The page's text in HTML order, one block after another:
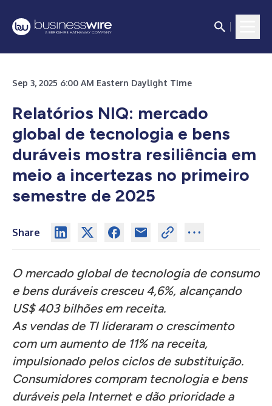
Sep 3, 2025 6:00 AM Eastern Daylight Time
Relatórios NIQ: mercado
global de tecnologia e bens
duráveis mostra resiliência em
meio a incertezas no primeiro
semestre de 2025
Share
O mercado global de tecnologia de consumo
e bens duráveis cresceu 4,6%, alcançando
US$ 403 bilhões em receita.
As vendas de TI lideraram o crescimento
com um aumento de 11% na receita,
impulsionado pelos ciclos de substituição.
Consumidores compram tecnologia e bens
duráveis pela Internet e dão prioridade a